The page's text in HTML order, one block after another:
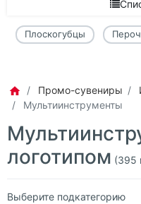
Плоскогубцы
Промо-сувениры
Мультиинструменты
логотипом (395
Выберите подкатегорию